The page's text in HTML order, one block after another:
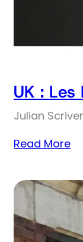
UK :
Julian
Read More